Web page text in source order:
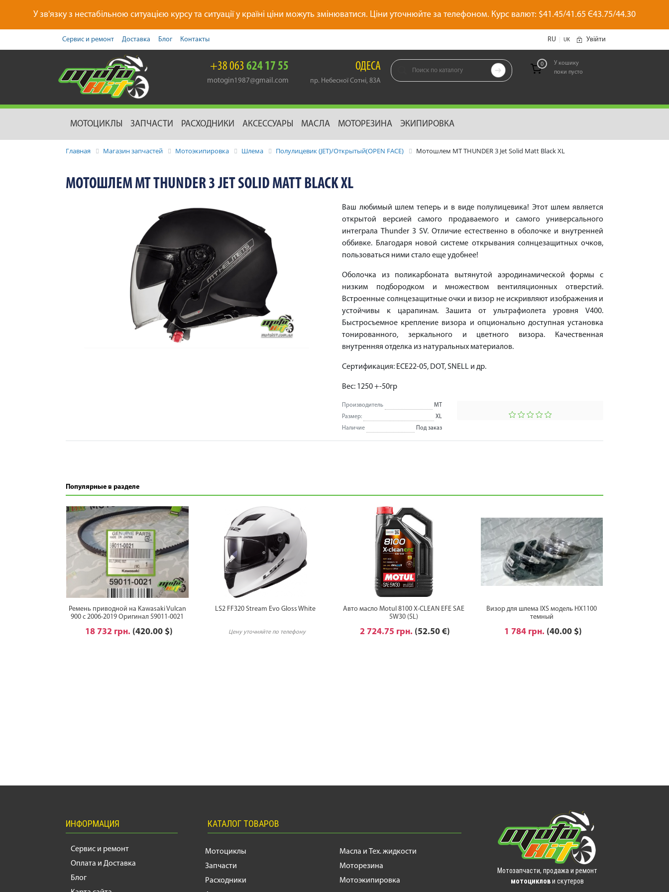
У зв'язку з нестабільною ситуацією курсу та ситуації у країні ціни можуть змінюватися. Ціни уточнюйте за телефоном. Курс валют: $41.45/41.65 Є43.75/44.30
Сервис и ремонт Доставка Блог Контакты RU UK Увійти
+38 063 624 17 55
motogin1987@gmail.com
ОДЕСА
пр. Небесної Сотні, 83А

0
позиций
У кошику
поки пусто
МОТОЦИКЛЫ ЗАПЧАСТИ РАСХОДНИКИ АКСЕССУАРЫ МАСЛА МОТОРЕЗИНА ЭКИПИРОВКА
Главная Магазин запчастей Мотоэкипировка Шлема Полулицевик (JET)/Открытый(OPEN FACE) Мотошлем MT THUNDER 3 Jet Solid Matt Black XL
МОТОШЛЕМ MT THUNDER 3 JET SOLID MATT BLACK XL
Ваш любимый шлем теперь и в виде полулицевика! Этот шлем является
открытой версией самого продаваемого и самого универсального
интеграла Thunder 3 SV. Отличие естественно в оболочке и внутренней
оббивке. Благодаря новой системе открывания солнцезащитных очков,
пользоваться ними стало еще удобнее!
Оболочка из поликарбоната вытянутой аэродинамической формы с
низким подбородком и множеством вентиляционных отверстий.
Встроенные солнцезащитные очки и визор не искривляют изображения и
устойчивы к царапинам. Зашита от ультрафиолета уровня V400.
Быстросъемное крепление визора и опционально доступная установка
тонированного, зеркального и цветного визора. Качественная
внутренняя отделка из натуральных материалов.
Сертификация: ЕСЕ22-05, DOT, SNELL и др.
Вес: 1250 +-50гр
Производитель
MT
Размер:
XL
Наличие
Под заказ
Популярные в разделе
Ремень приводной на Kawasaki Vulcan
900 с 2006-2019 Оригинал 59011-0021
18 732 грн. (420.00 $)
LS2 FF320 Stream Evo Gloss White
Цену уточняйте по телефону
Авто масло Motul 8100 X-CLEAN EFE SAE
5W30 (5L)
2 724.75 грн. (52.50 €)
Визор для шлема IXS модель HX1100
темный
1 784 грн. (40.00 $)
ИНФОРМАЦИЯ
Сервис и ремонт
Оплата и Доставка
Блог
КАТАЛОГ ТОВАРОВ
Мотоциклы
Запчасти
Расходники
Масла и Тех. жидкости
Моторезина
Мотоэкипировка
Мотозапчасти, продажа и ремонт
мотоциклови скутеров